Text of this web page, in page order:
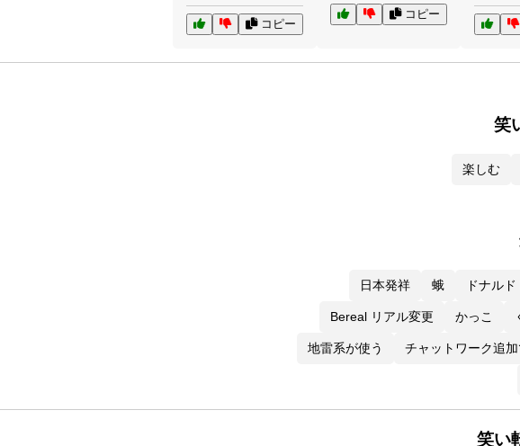
コピー
コピー
笑
楽しむ
日本発祥 蛾 ドナル
Bereal リアル変更 かっこ
地雷系が使う チャットワーク追
笑い